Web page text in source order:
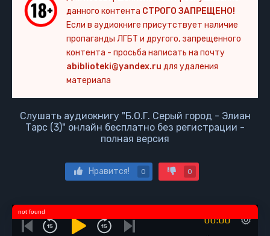
данного контента СТРОГО ЗАПРЕЩЕНО!
Если в аудиокниге присутствует наличие
пропаганды ЛГБТ и другого, запрещенного
контента - просьба написать на почту
abiblioteki@yandex.ru для удаления
материала
Слушать аудиокнигу "Б.О.Г. Серый город - Элиан
Тарс (3)" онлайн бесплатно без регистрации -
полная версия
Нравится! 0 0
00:00
not found